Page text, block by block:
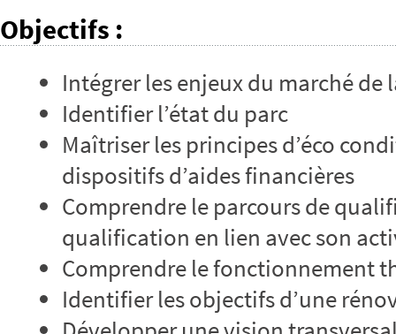
Objectifs :
Intégrer les enjeux du marché
Identifier l’état du parc
Maîtriser les principes d’éco
dispositifs d’aides financières
Comprendre le parcours de
qualification en lien avec son
Comprendre le fonctionnement
Identifier les objectifs d’une